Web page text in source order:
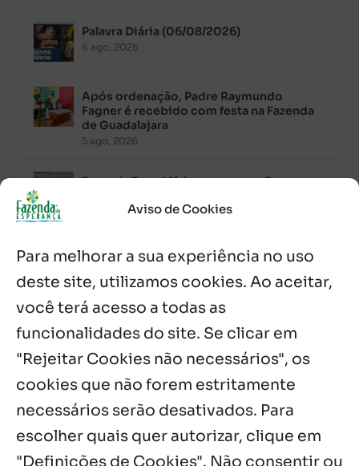
Aviso de Cookies
Para melhorar a sua experiência no uso
deste site, utilizamos cookies. Ao aceitar,
você terá acesso a todas as
funcionalidades do site. Se clicar em
"Rejeitar Cookies não necessários", os
cookies que não forem estritamente
necessários serão desativados. Para
escolher quais quer autorizar, clique em
"Definições de Cookies". Não consentir ou
Palavra Diária (06/08/2026)
6 ago, 2026
Após ordenação, Padre Raymundo
Fagner é recebido com festa na Fazenda
de Guadalajara
5 ago, 2026
Fazenda Dom Mário comemora 5 anos
Cristóvão
Palavra Diária (05/08/2026)
5 ago, 2026
Palavra Diária (04/08/2026)
Notícias por Categoria